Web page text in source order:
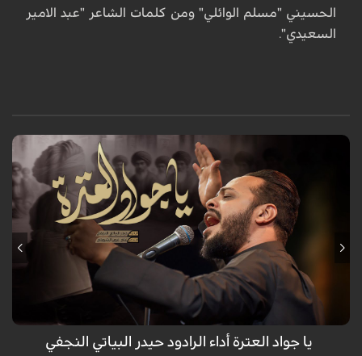
الحسيني "مسلم الوائلي" ومن كلمات الشاعر "عبد الامير
السعيدي".
قدم الرادود حيدر البياتي لطمية معبرة بعنوان" يا جواد العترة" بمناسبة
استشهاد الامام الجواد عليه السلام
يا جواد العترة أداء الرادود حيدر البياتي النجفي